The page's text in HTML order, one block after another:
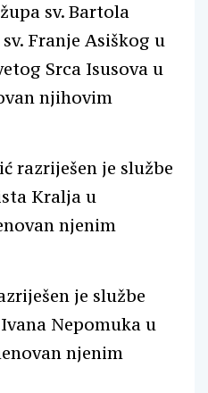
sv. Bartola
Franje Asiškog u
Srca Isusova u
njihovim
razriješen je službe
Kralja u
njenim
je službe
Nepomuka u
njenim